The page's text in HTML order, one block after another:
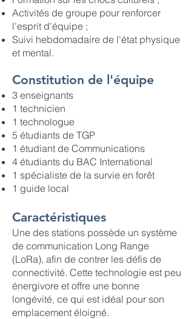
Activités de groupe pour renforcer
l'esprit d'équipe ;
Suivi hebdomadaire de l'état physique
et mental.
Constitution de l'équipe
3 enseignants
1 technicien
1 technologue
5 étudiants de TGP
1 étudiant de Communications
4 étudiants du BAC International
1 spécialiste de la survie en forêt
1 guide local
Caractéristiques
Une des stations possède un système
de communication Long Range
(LoRa), afin de contrer les défis de
connectivité. Cette technologie est peu
énergivore et offre une bonne
longévité, ce qui est idéal pour son
emplacement éloigné.